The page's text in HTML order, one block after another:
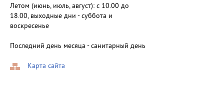
Летом (июнь, июль, август): с 10.00 до
18.00, выходные дни - суббота и
воскресенье
Последний день месяца - санитарный день
Карта сайта